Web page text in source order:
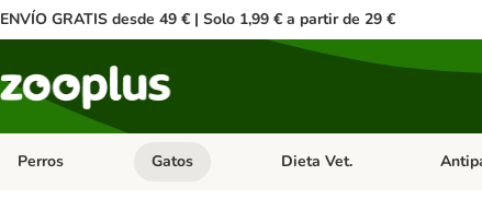
ENVÍO GRATIS desde 49 € | Solo 1,99 € a partir de 29 €
Perros Menú de categoria abierto: Perros
Gatos Menú de categoria abierto:
Dieta Vet. Menú